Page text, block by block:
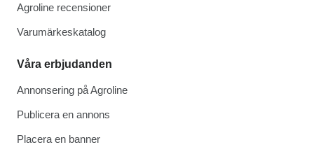
Agroline recensioner
Varumärkeskatalog
Våra erbjudanden
Annonsering på Agroline
Publicera en annons
Placera en banner